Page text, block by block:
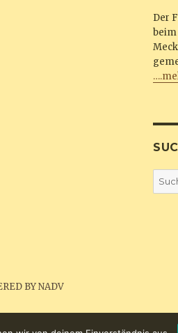
Der
beim
Suche
nach:
BY NADV